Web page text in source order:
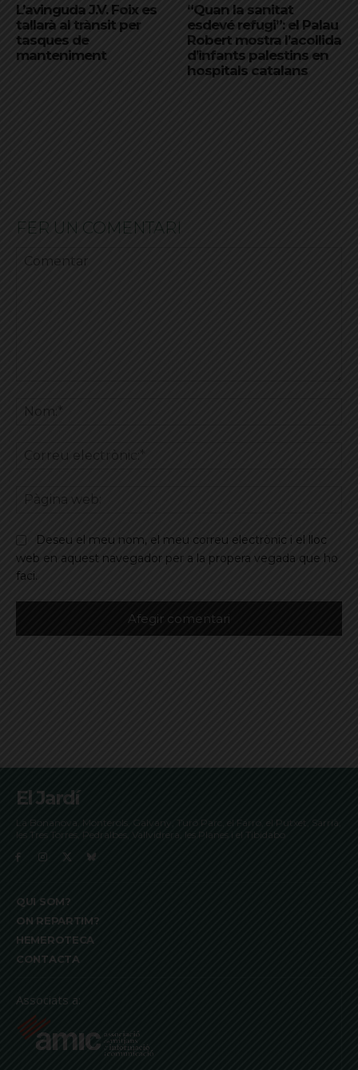
L’avinguda J.V. Foix es
tallarà al trànsit per
tasques de
manteniment
“Quan la sanitat
esdevé refugi”: el Palau
Robert mostra l’acollida
d’infants palestins en
hospitals catalans
FER UN COMENTARI
Deseu el meu nom, el meu correu electrònic i el lloc
web en aquest navegador per a la propera vegada que ho
faci.
El Jardí
La Bonanova, Monterols, Galvany, Turó Parc, el Farró, el Putxet, Sarrià,
les Tres Torres, Pedralbes, Vallvidrera, les Planes i el Tibidabo
QUI SOM?
ON REPARTIM?
HEMEROTECA
CONTACTA
Associats a: